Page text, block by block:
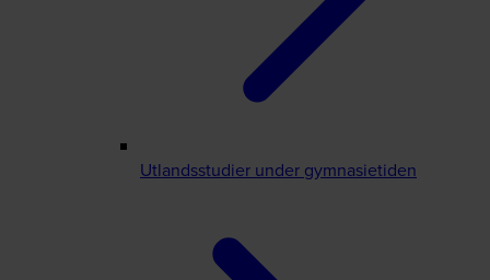
Utlandsstudier under gymnasietiden